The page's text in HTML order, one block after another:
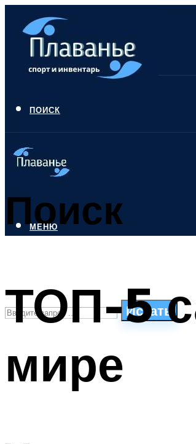
ПОИСК
Поиск
Искать
ПЛАВАНЬЕ ДЛЯ ДЕТЕЙ
ПЛАВАНЬЕ ДЛЯ ПОХУДЕНИЯ
МЕНЮ
ТОП-5
мире